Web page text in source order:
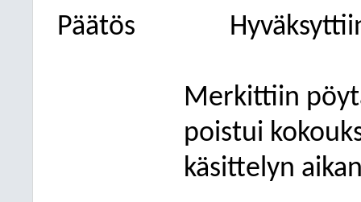
Päätös
Merkittiin
poistui
käsittelyn